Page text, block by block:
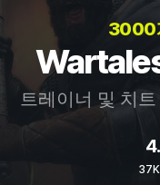
3000
트레이너 및 치트